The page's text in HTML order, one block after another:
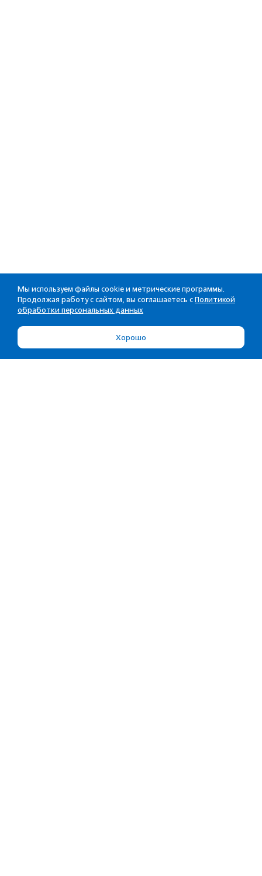
Мы используем файлы cookie и метрические программы.
Продолжая работу с сайтом, вы соглашаетесь с Политикой
обработки персональных данных
Хорошо